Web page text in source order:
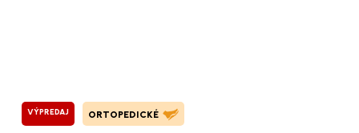
VÝPREDAJ ORTOPEDICKÉ